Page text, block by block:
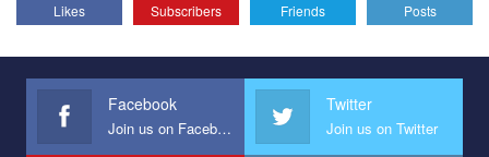
Эмоционально сильный ролик от команды "Гей-альянс
представляющий программу развития организации.
Мы просим вас поддержать нас и помочь нам реализовать
наш план по борьбе с насилием и дискриминацией на почве
Likes Subscribers Friends Posts
Facebook
Join us on Facebook
Twitter
Join us on Twitter